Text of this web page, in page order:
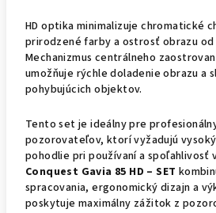
HD optika minimalizuje chromatické
prirodzené farby a ostrosť obrazu
Mechanizmus centrálneho
umožňuje rýchle doladenie obrazu a
pohybujúcich objektov.
Tento set je ideálny pre
pozorovateľov, ktorí vyžadujú
pohodlie pri používaní a spoľahlivosť
Conquest Gavia 85 HD – SET
spracovania, ergonomický dizajn a
poskytuje maximálny zážitok z